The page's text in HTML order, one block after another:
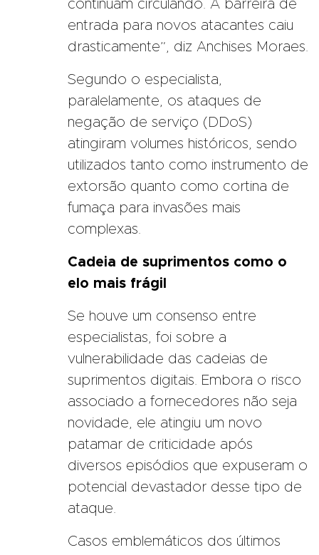
continuam circulando. A barreira de
entrada para novos atacantes caiu
drasticamente”, diz Anchises Moraes.
Segundo o especialista,
paralelamente, os ataques de
negação de serviço (DDoS)
atingiram volumes históricos, sendo
utilizados tanto como instrumento de
extorsão quanto como cortina de
fumaça para invasões mais
complexas.
Cadeia de suprimentos como o
elo mais frágil
Se houve um consenso entre
especialistas, foi sobre a
vulnerabilidade das cadeias de
suprimentos digitais. Embora o risco
associado a fornecedores não seja
novidade, ele atingiu um novo
patamar de criticidade após
diversos episódios que expuseram o
potencial devastador desse tipo de
ataque.
Casos emblemáticos dos últimos